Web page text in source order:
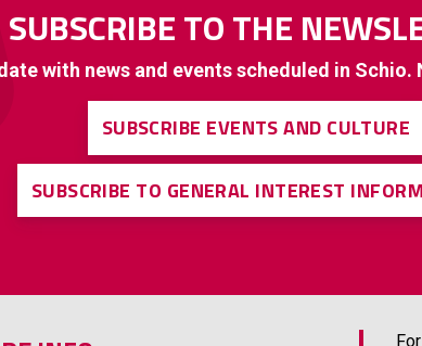
SUBSCRIBE TO THE
with news and events scheduled in Schio.
SUBSCRIBE EVENTS AND CULTURE
SUBSCRIBE TO GENERAL INTEREST